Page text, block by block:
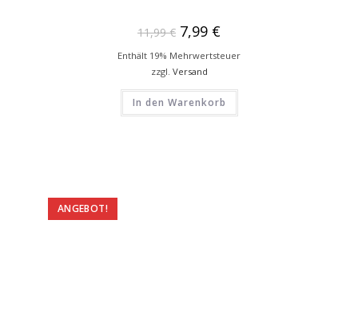
11,99€ 7,99 €
Enthält 19% Mehrwertsteuer
zzgl. Versand
In den Warenkorb
ANGEBOT!